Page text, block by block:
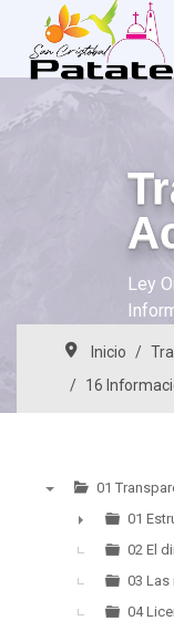
Ley
Inicio
16
01
►
01
02 El
03 Las
04